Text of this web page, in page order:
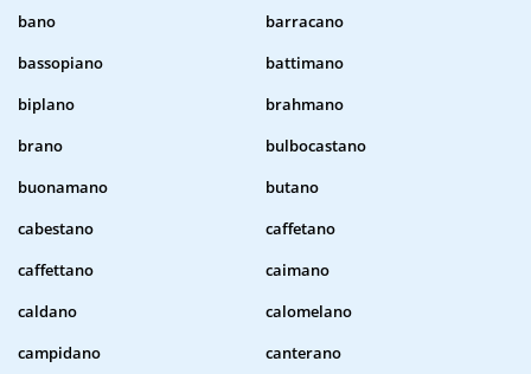
bano
barracano
bassopiano
battimano
biplano
brahmano
brano
bulbocastano
buonamano
butano
cabestano
caffetano
caffettano
caimano
caldano
calomelano
campidano
canterano